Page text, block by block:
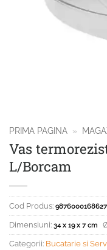
PRIMA PAGINA »
Vas
L/Borcam
Cod Produs: 9876000168627
Dimensiuni: 34 x 19 x 7 cm
Categorii: Bucatarie si